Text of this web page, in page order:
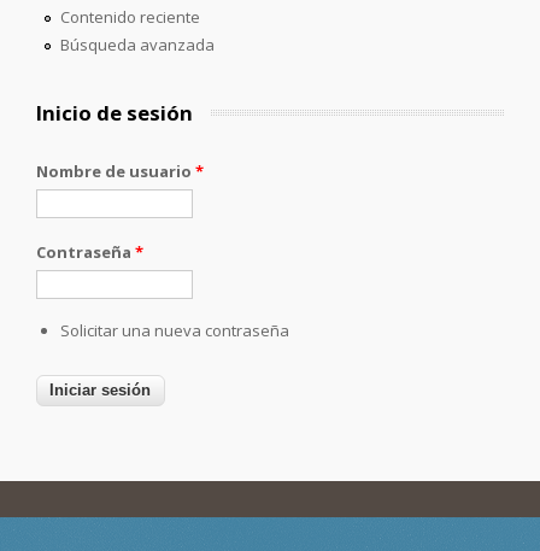
Contenido reciente
Búsqueda avanzada
Inicio de sesión
Nombre de usuario *
Contraseña *
Solicitar una nueva contraseña